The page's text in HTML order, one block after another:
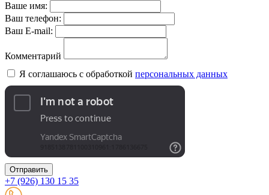
Ваше имя:
Ваш телефон:
Ваш E-mail:
Комментарий
Я соглашаюсь с обработкой персональных данных
Отправить
+7 (926) 130 15 35